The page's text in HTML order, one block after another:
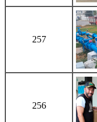
257
256